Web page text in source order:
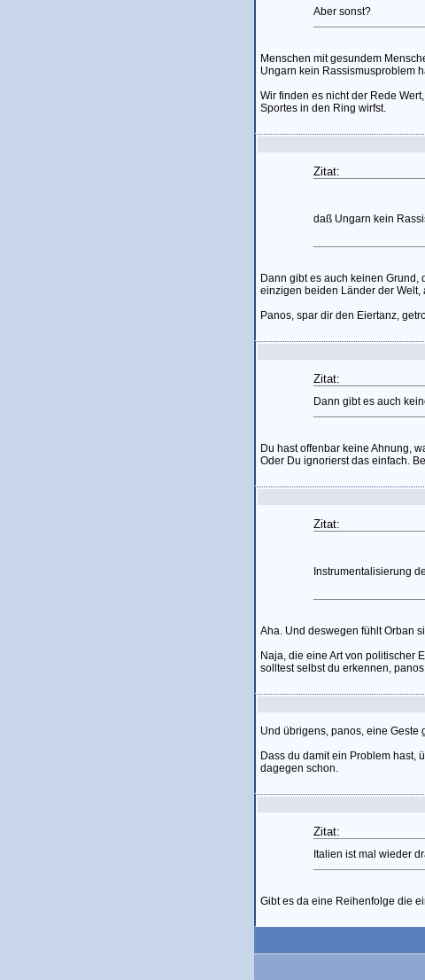
Aber sonst?
Menschen mit gesundem
Ungarn kein Rassismusproblem
Wir finden es nicht der Rede
Sportes in den Ring wirfst.
Zitat:
daß Ungarn kein
Dann gibt es auch keinen
einzigen beiden Länder der Welt,
Panos, spar dir den Eiertanz,
Zitat:
Dann gibt es auch
Du hast offenbar keine Ahnung,
Oder Du ignorierst das einfach.
Zitat:
Instrumentalisierung
Aha. Und deswegen fühlt Orban
Naja, die eine Art von politischer
solltest selbst du erkennen,
Und übrigens, panos, eine Geste
Dass du damit ein Problem hast,
dagegen schon.
Zitat:
Italien ist mal wieder
Gibt es da eine Reihenfolge die